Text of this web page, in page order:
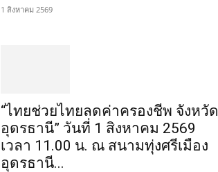
1 สิงหาคม 2569
“ไทยช่วยไทยลดค่าครองชีพ จังหวัด
อุดรธานี” วันที่ 1 สิงหาคม 2569
เวลา 11.00 น. ณ สนามทุ่งศรีเมือง
อุดรธานี...